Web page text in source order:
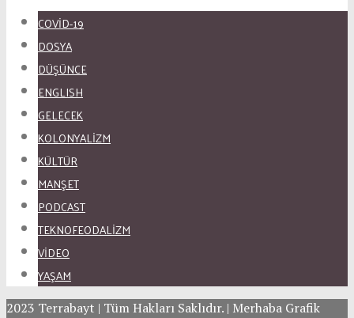
COVID-19
DOSYA
DÜŞÜNCE
ENGLISH
GELECEK
KOLONYALİZM
KÜLTÜR
MANŞET
PODCAST
TEKNOFEODALİZM
VİDEO
YAŞAM
2023 Terrabayt | Tüm Hakları Saklıdır. | Merhaba Grafik